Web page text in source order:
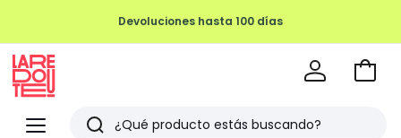
Menu
Redoute
Buscar
Ir